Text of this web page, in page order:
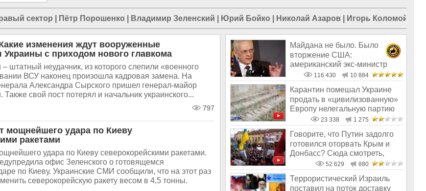
сектор Пётр Порошенко Владимир Зеленский Юрий Бойко Николай Азаров Игорь Коломойский
изменения ждут вооруженные
с приходом нового главкома
штатный неудачник, из которого слепили «военного
ВСУ наконец произошла кадровая замена. На
Александра Сырского пришел генерал-майор
свой пост потерял и начальник украинского...
797
мощнейшего удара по Киеву
ракетами
удара по Киеву северокорейскими ракетами.
офис Зеленского о готовящемся
по Киеву. Украинские СМИ сообщили, что на этот раз
северокорейскую ракету весом в 4,5 тонны.
Майдана не было. Было
вторжение США:
американский экс-министр
написал открытое пись
116 430 10 884
Карантин помешал Украине
продать в «цивилизованную»
Европу нелегальную партию
младе
23 338 1 275
Говорите, что Путин задолго
готовился оторвать Крым и
Донбасс? Сюда смотреть,
52 629 880
Террористический Израиль
поставил на поток доставку